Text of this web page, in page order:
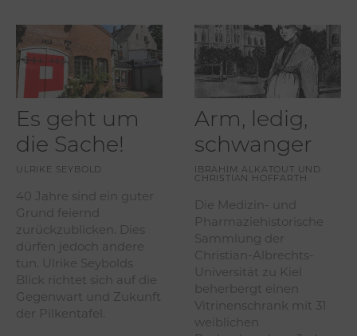
Es geht um
die Sache!
ULRIKE SEYBOLD
40 Jahre sind ein guter
Grund feiernd
zurückzublicken. Dies
dürfen jedoch andere
tun. Ulrike Seybolds
Blick richtet sich auf die
Gegenwart und Zukunft
der Pilkentafel.
Arm, ledig,
schwanger
IBRAHIM ALKATOUT UND
CHRISTIAN HOFFARTH
Die Medizin- und
Pharmaziehistorische
Sammlung der
Christian-Albrechts-
Universität zu Kiel
beherbergt einen
Vitrinenschrank mit 31
weiblichen